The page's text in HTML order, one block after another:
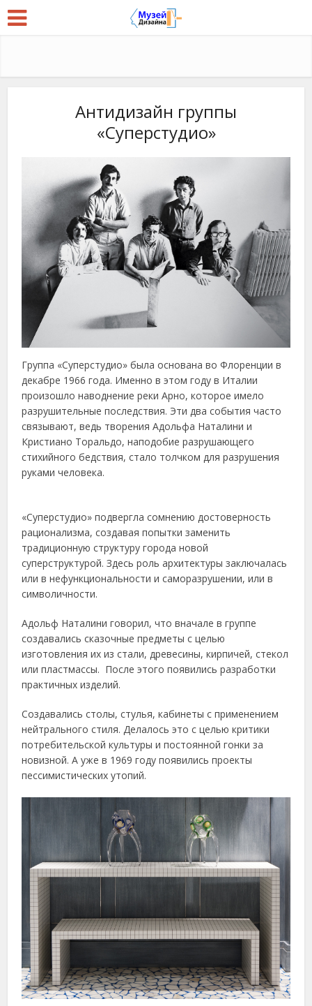
Антидизайн группы
«Суперстудио»
Группа «Суперстудио» была основана во Флоренции в
декабре 1966 года. Именно в этом году в Италии
произошло наводнение реки Арно, которое имело
разрушительные последствия. Эти два события часто
связывают, ведь творения Адольфа Наталини и
Кристиано Торальдо, наподобие разрушающего
стихийного бедствия, стало толчком для разрушения
руками человека.
«Суперстудио» подвергла сомнению достоверность
рационализма, создавая попытки заменить
традиционную структуру города новой
суперструктурой. Здесь роль архитектуры заключалась
или в нефункциональности и саморазрушении, или в
символичности.
Адольф Наталини говорил, что вначале в группе
создавались сказочные предметы с целью
изготовления их из стали, древесины, кирпичей, стекол
или пластмассы. После этого появились разработки
практичных изделий.
Создавались столы, стулья, кабинеты с применением
нейтрального стиля. Делалось это с целью критики
потребительской культуры и постоянной гонки за
новизной. А уже в 1969 году появились проекты
пессимистических утопий.